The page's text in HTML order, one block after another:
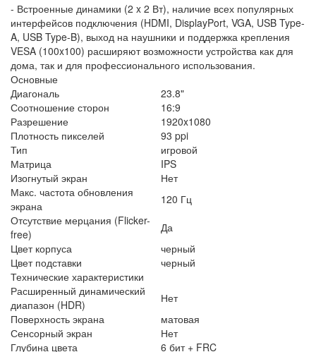
- Встроенные динамики (2 x 2 Вт), наличие всех популярных
интерфейсов подключения (HDMI, DisplayPort, VGA, USB Type-
A, USB Type-B), выход на наушники и поддержка крепления
VESA (100x100) расширяют возможности устройства как для
дома, так и для профессионального использования.
Основные
Диагональ
23.8"
Соотношение сторон
16:9
Разрешение
1920x1080
Плотность пикселей
93 ppi
Тип
игровой
Матрица
IPS
Изогнутый экран
Нет
Макс. частота обновления
экрана
120 Гц
Отсутствие мерцания (Flicker-
free)
Да
Цвет корпуса
черный
Цвет подставки
черный
Технические характеристики
Расширенный динамический
диапазон (HDR)
Нет
Поверхность экрана
матовая
Сенсорный экран
Нет
Глубина цвета
6 бит + FRC